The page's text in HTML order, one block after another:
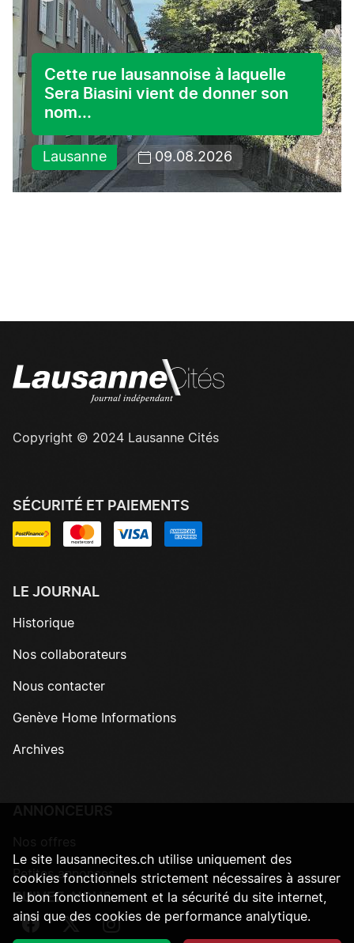
Cette rue lausannoise à laquelle
Sera Biasini vient de donner son
nom...
Lausanne 09.08.2026
Copyright © 2024 Lausanne Cités
SÉCURITÉ ET PAIEMENTS
LE JOURNAL
Historique
Nos collaborateurs
Nous contacter
Genève Home Informations
Archives
Petites annonces
SUIVEZ-NOUS
Suivez-nous sur Facebook
Suivez-nous sur Twitter
Suivez-nous sur Instagram
Le site lausannecites.ch utilise uniquement des
cookies fonctionnels strictement nécessaires à assurer
le bon fonctionnement et la sécurité du site internet,
ainsi que des cookies de performance analytique.